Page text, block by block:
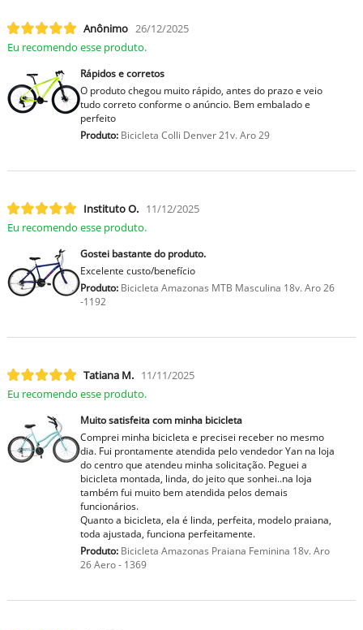
Anônimo 26/12/2025
Eu recomendo esse produto.
Rápidos e corretos
O produto chegou muito rápido, antes do prazo e veio
tudo correto conforme o anúncio. Bem embalado e
perfeito
Produto:Bicicleta Colli Denver 21v. Aro 29
Instituto O. 11/12/2025
Eu recomendo esse produto.
Gostei bastante do produto.
Excelente custo/benefício
Produto:Bicicleta Amazonas MTB Masculina 18v. Aro 26
-1192
Tatiana M. 11/11/2025
Eu recomendo esse produto.
Muito satisfeita com minha bicicleta
Comprei minha bicicleta e precisei receber no mesmo
dia. Fui prontamente atendida pelo vendedor Yan na loja
do centro que atendeu minha solicitação. Peguei a
bicicleta montada, linda, do jeito que sonhei..na loja
também fui muito bem atendida pelos demais
funcionários.
Quanto a bicicleta, ela é linda, perfeita, modelo praiana,
toda ajustada, funciona perfeitamente.
Produto:Bicicleta Amazonas Praiana Feminina 18v. Aro
26 Aero - 1369